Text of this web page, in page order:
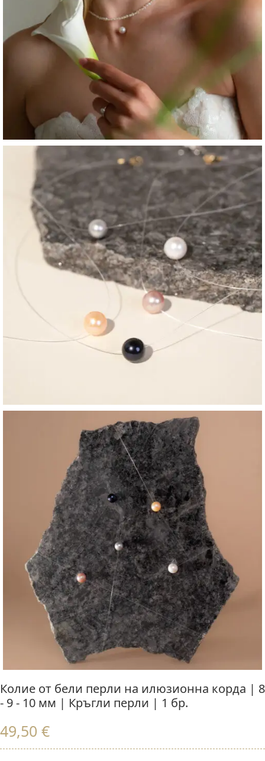
Колие от бели перли на илюзионна корда | 8
- 9 - 10 мм | Кръгли перли | 1 бр.
49,50 €